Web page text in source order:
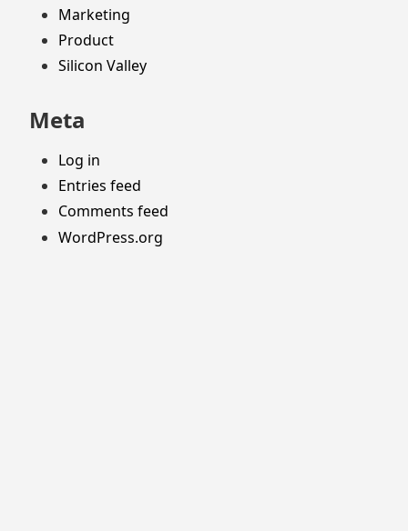
Marketing
Product
Silicon Valley
Meta
Log in
Entries feed
Comments feed
WordPress.org